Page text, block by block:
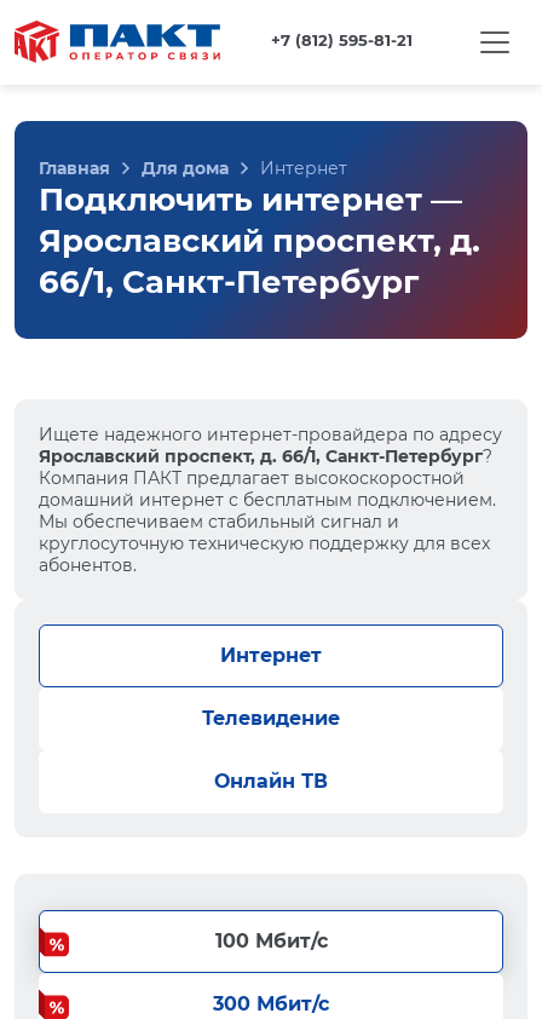
+7 (812) 595-81-21
Главная Для дома Интернет
Подключить интернет —
Ярославский проспект, д.
66/1, Санкт-Петербург
Ищете надежного интернет-провайдера по адресу
Ярославский проспект, д. 66/1, Санкт-Петербург?
Компания ПАКТ предлагает высокоскоростной
домашний интернет с бесплатным подключением.
Мы обеспечиваем стабильный сигнал и
круглосуточную техническую поддержку для всех
абонентов.
Интернет
Телевидение
Онлайн ТВ
100 Мбит/с
300 Мбит/с